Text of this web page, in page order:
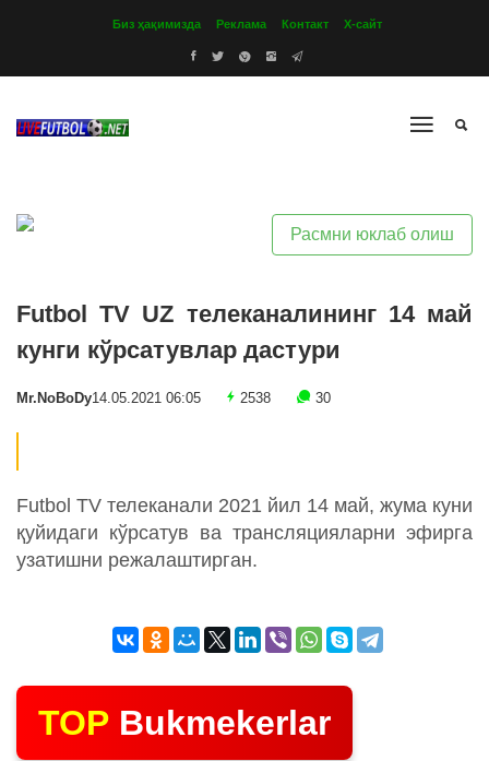
Биз ҳақимизда Реклама Контакт Х-сайт
Расмни юклаб олиш
Futbol TV UZ телеканалининг 14 май
кунги кўрсатувлар дастури
Mr.NoBoDy14.05.2021 06:05 2538 30
Futbol TV телеканали 2021 йил 14 май, жума куни
қуйидаги кўрсатув ва трансляцияларни эфирга
узатишни режалаштирган.
TOP Bukmekerlar